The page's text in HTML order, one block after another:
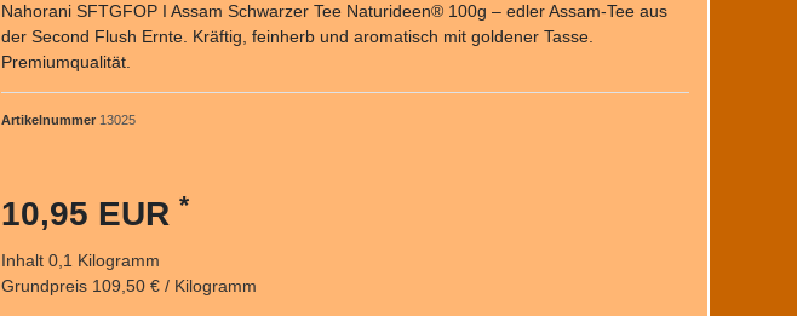
Nahorani SFTGFOP I Assam Schwarzer Tee Naturideen® 100g – edler Assam-Tee aus
der Second Flush Ernte. Kräftig, feinherb und aromatisch mit goldener Tasse.
Premiumqualität.
Artikelnummer 13025
10,95 EUR *
Inhalt 0,1 Kilogramm
Grundpreis 109,50 € / Kilogramm